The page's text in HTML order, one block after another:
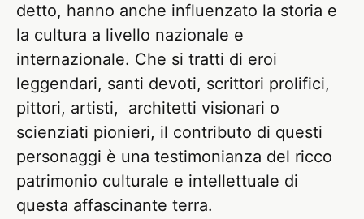
detto, hanno anche influenzato la storia e
la cultura a livello nazionale e
internazionale. Che si tratti di eroi
leggendari, santi devoti, scrittori prolifici,
pittori, artisti, architetti visionari o
scienziati pionieri, il contributo di questi
personaggi è una testimonianza del ricco
patrimonio culturale e intellettuale di
questa affascinante terra.